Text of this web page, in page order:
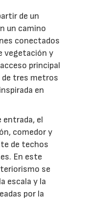
de un
un camino
conectados
vegetación y
principal
de tres metros
en
entrada, el
comedor y
de techos
En este
se
escala y la
por la